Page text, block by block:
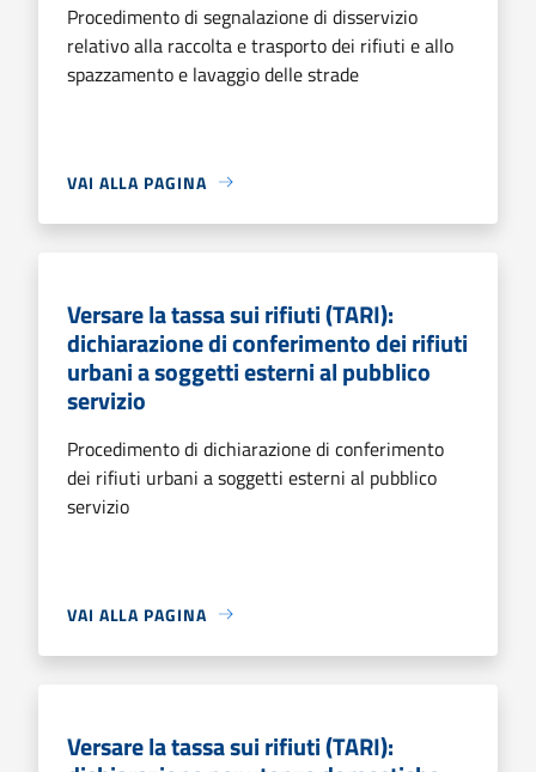
Procedimento di segnalazione di disservizio
relativo alla raccolta e trasporto dei rifiuti e allo
spazzamento e lavaggio delle strade
VAI ALLA PAGINA
Versare la tassa sui rifiuti (TARI):
dichiarazione di conferimento dei rifiuti
urbani a soggetti esterni al pubblico
servizio
Procedimento di dichiarazione di conferimento
dei rifiuti urbani a soggetti esterni al pubblico
servizio
VAI ALLA PAGINA
Versare la tassa sui rifiuti (TARI):